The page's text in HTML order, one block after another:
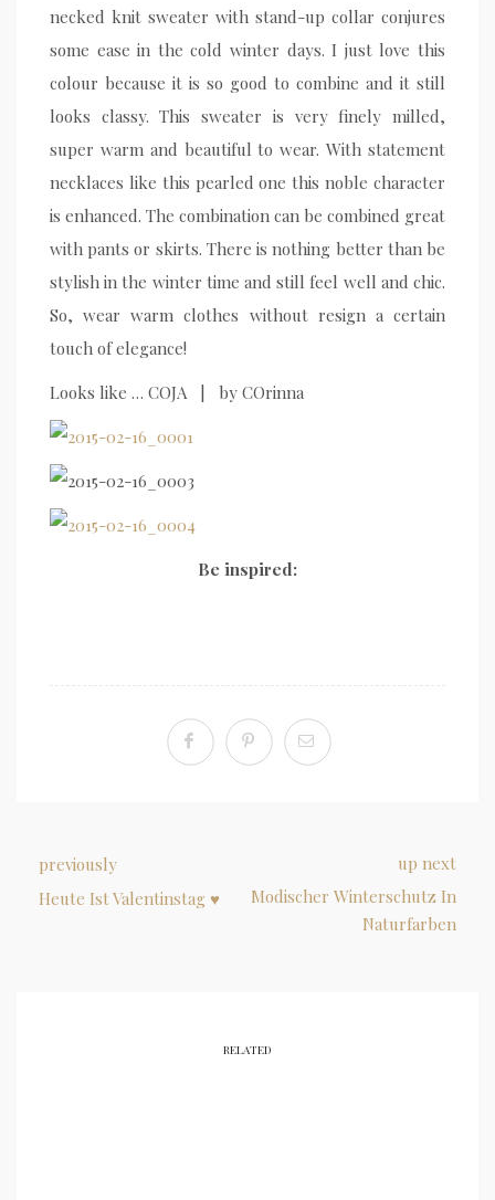
necked knit sweater with stand-up collar conjures
some ease in the cold winter days. I just love this
colour because it is so good to combine and it still
looks classy. This sweater is very finely milled,
super warm and beautiful to wear. With statement
necklaces like this pearled one this noble character
is enhanced. The combination can be combined great
with pants or skirts. There is nothing better than be
stylish in the winter time and still feel well and chic.
So, wear warm clothes without resign a certain
touch of elegance!
Looks like … COJA | by COrinna
Be inspired:
previously
Heute Ist Valentinstag ♥
up next
Modischer Winterschutz In
Naturfarben
RELATED